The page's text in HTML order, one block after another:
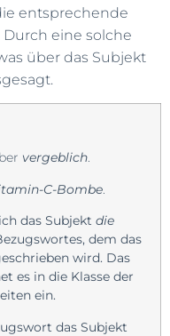
entsprechende
eine solche
über das Subjekt
vergeblich.
C-Bombe.
das Subjekt die
dem das
wird. Das
es in die Klasse der
ein.
das Subjekt